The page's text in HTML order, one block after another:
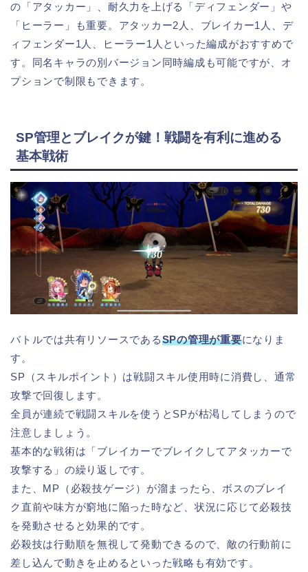
の「アタッカー」、耐久力を上げる「ディフェンダー」や
「ヒーラー」も重要。アタッカー2人、ブレイカー1人、デ
ィフェンダー1人、ヒーラー1人といった編成がおすすめで
す。同名キャラの別バージョン同時編成も可能ですが、オ
プションで制限もできます。
SP管理とブレイクが鍵！戦闘を有利に進める
基本戦術
バトルでは共有リソースであるSPの管理が重要になりま
す。
SP（スキルポイント）は戦闘スキル使用時に消費し、通常
攻撃で回復します。
全員が連続で戦闘スキルを使うとSPが枯渇してしまうので
注意しましょう。
基本的な戦術は「ブレイカーでブレイクしてアタッカーで
攻撃する」の繰り返しです。
また、MP（必殺技ゲージ）が溜まったら、ボスのブレイ
ク直前や味方が窮地に陥った時など、状況に応じて必殺技
を発動させると効果的です。
必殺技は行動順を無視して発動できるので、敵の行動前に
差し込んで動きを止めるといった戦略も有効です。